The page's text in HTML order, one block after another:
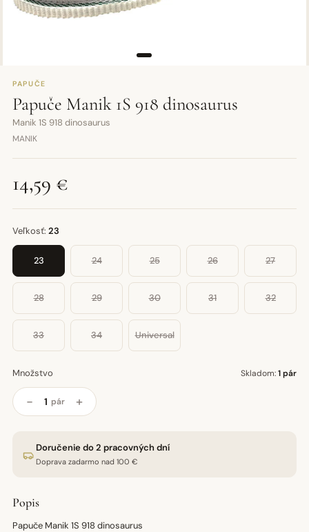
PAPUČE
Papuče Manik 1S 918 dinosaurus
Manik 1S 918 dinosaurus
MANIK
14,59 €
Veľkosť: 23
23 24 25 26 27
28 29 30 31 32
33 34 Universal
Množstvo Skladom:1 pár
− pár +
Doručenie do 2 pracovných dní
Doprava zadarmo nad 100 €
Popis
Papuče Manik 1S 918 dinosaurus